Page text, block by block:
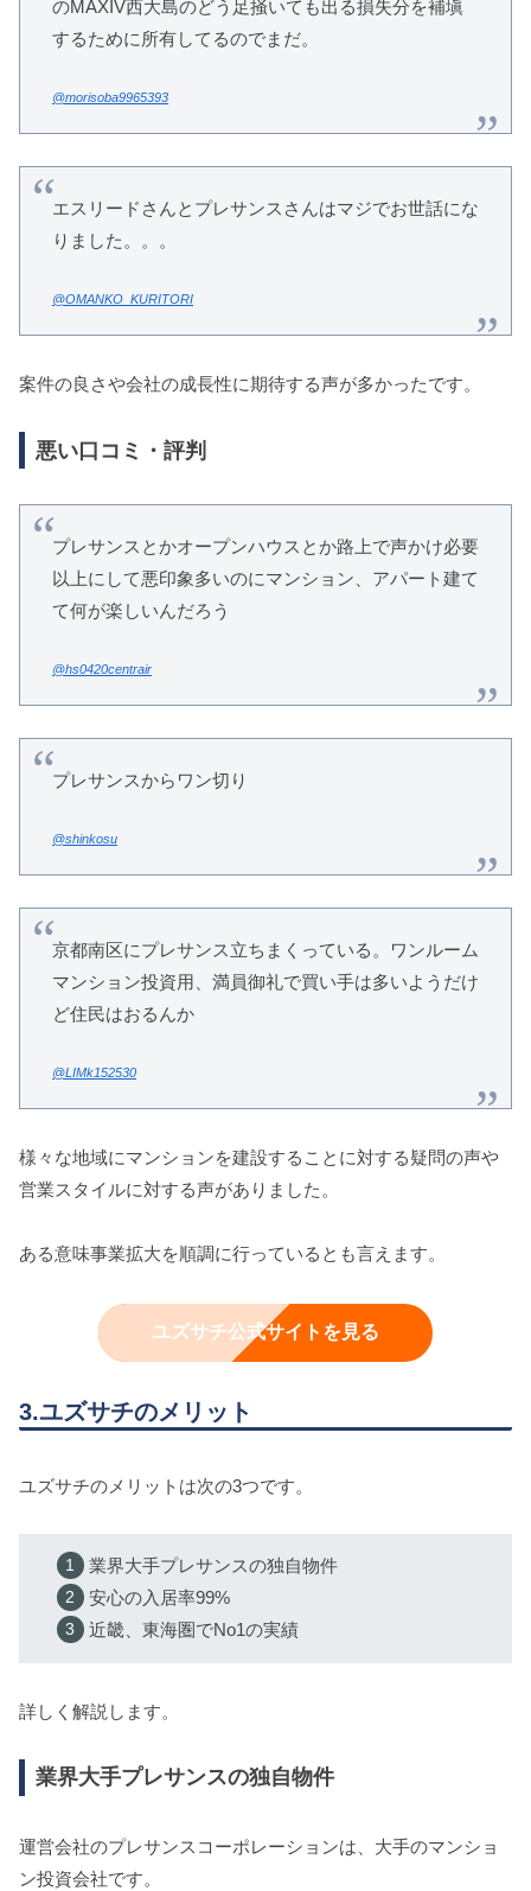
のMAXIV西大島のどう足掻いても出る損失分を補塡
するために所有してるのでまだ。
@morisoba9965393
エスリードさんとプレサンスさんはマジでお世話にな
りました。。。
@OMANKO_KURITORI
案件の良さや会社の成長性に期待する声が多かったです。
悪い口コミ・評判
プレサンスとかオープンハウスとか路上で声かけ必要
以上にして悪印象多いのにマンション、アパート建て
て何が楽しいんだろう
@hs0420centrair
プレサンスからワン切り
@shinkosu
京都南区にプレサンス立ちまくっている。ワンルーム
マンション投資用、満員御礼で買い手は多いようだけ
ど住民はおるんか
@LIMk152530
様々な地域にマンションを建設することに対する疑問の声や
営業スタイルに対する声がありました。
ある意味事業拡大を順調に行っているとも言えます。
ユズサチ公式サイトを見る
3.ユズサチのメリット
ユズサチのメリットは次の3つです。
業界大手プレサンスの独自物件
安心の入居率99%
近畿、東海圏でNo1の実績
詳しく解説します。
業界大手プレサンスの独自物件
運営会社のプレサンスコーポレーションは、大手のマンショ
ン投資会社です。